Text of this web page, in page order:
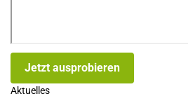
Jetzt ausprobieren
Aktuelles